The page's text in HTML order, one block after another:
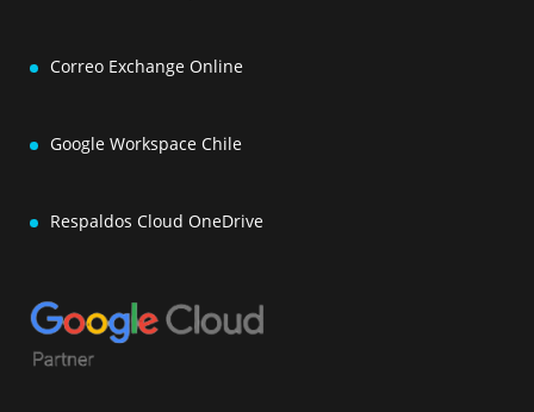
Correo Exchange Online
Google Workspace Chile
Respaldos Cloud OneDrive